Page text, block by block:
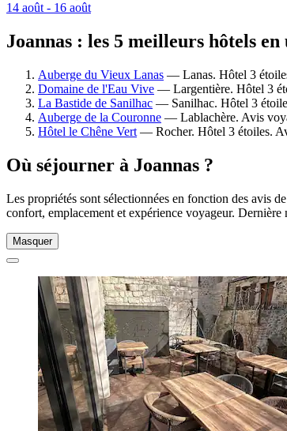
14 août - 16 août
Joannas : les 5 meilleurs hôtels
Auberge du Vieux Lanas — Lanas. Hôtel 3
Domaine de l'Eau Vive — Largentière. Hôtel 3
La Bastide de Sanilhac — Sanilhac. Hôtel 3
Auberge de la Couronne — Lablachère. Avis
Hôtel le Chêne Vert — Rocher. Hôtel 3 étoiles.
Où séjourner à Joannas ?
Les propriétés sont sélectionnées en fonction des avis
confort, emplacement et expérience voyageur. Dernière
Masquer